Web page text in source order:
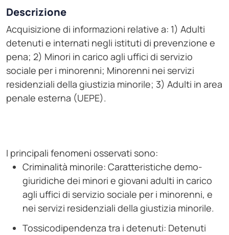
Descrizione
Acquisizione di informazioni relative a: 1) Adulti
detenuti e internati negli istituti di prevenzione e
pena; 2) Minori in carico agli uffici di servizio
sociale per i minorenni; Minorenni nei servizi
residenziali della giustizia minorile; 3) Adulti in area
penale esterna (UEPE).
I principali fenomeni osservati sono:
Criminalità minorile: Caratteristiche demo-
giuridiche dei minori e giovani adulti in carico
agli uffici di servizio sociale per i minorenni, e
nei servizi residenziali della giustizia minorile.
Tossicodipendenza tra i detenuti: Detenuti